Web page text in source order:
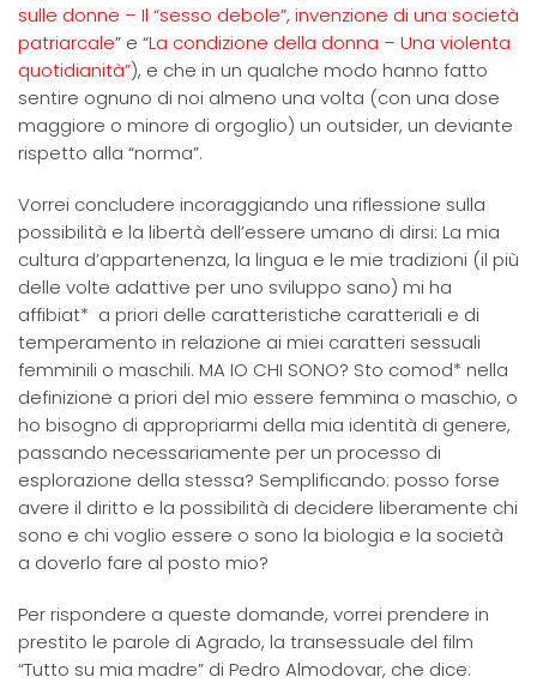
sulle donne – Il “sesso debole”, invenzione di una società
patriarcale” e “La condizione della donna – Una violenta
quotidianità”), e che in un qualche modo hanno fatto
sentire ognuno di noi almeno una volta (con una dose
maggiore o minore di orgoglio) un outsider, un deviante
rispetto alla “norma”.
Vorrei concludere incoraggiando una riflessione sulla
possibilità e la libertà dell’essere umano di dirsi: La mia
cultura d’appartenenza, la lingua e le mie tradizioni (il più
delle volte adattive per uno sviluppo sano) mi ha
affibiat* a priori delle caratteristiche caratteriali e di
temperamento in relazione ai miei caratteri sessuali
femminili o maschili. MA IO CHI SONO? Sto comod* nella
definizione a priori del mio essere femmina o maschio, o
ho bisogno di appropriarmi della mia identità di genere,
passando necessariamente per un processo di
esplorazione della stessa? Semplificando: posso forse
avere il diritto e la possibilità di decidere liberamente chi
sono e chi voglio essere o sono la biologia e la società
a doverlo fare al posto mio?
Per rispondere a queste domande, vorrei prendere in
prestito le parole di Agrado, la transessuale del film
“Tutto su mia madre” di Pedro Almodovar, che dice: